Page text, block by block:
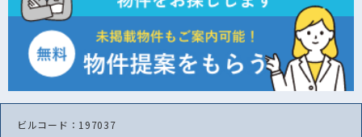
ビルコード：197037